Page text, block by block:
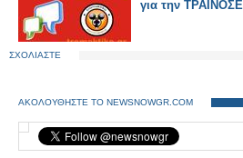
για την ΤΡΑΙΝΟΣΕ
ΣΧΟΛΙΑΣΤΕ
ΑΚΟΛΟΥΘΗΣΤΕ ΤΟ NEWSNOWGR.COM